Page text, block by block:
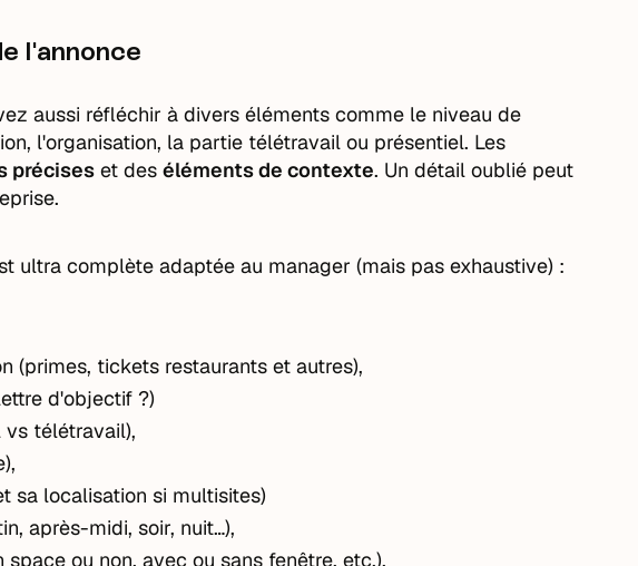
l'annonce
aussi réfléchir à divers éléments comme le niveau de
l'organisation, la partie télétravail ou présentiel. Les
précises et des éléments de contexte. Un détail oublié peut
ultra complète adaptée au manager (mais pas exhaustive) :
(primes, tickets restaurants et autres),
d'objectif ?)
vs télétravail),
sa localisation si multisites)
après-midi, soir, nuit…),
ou non, avec ou sans fenêtre, etc.),